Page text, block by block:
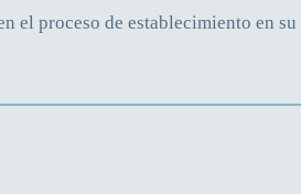
el proceso de establecimiento en